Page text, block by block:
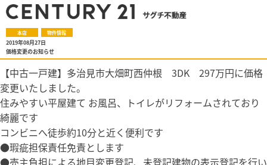
本店 物件情報
2019年08月27日
価格変更のお知らせ
【中古一戸建】多治見市大畑町西仲根 3DK 297万円に価格
変更いたしました。
住みやすい平屋建て お風呂、トイレがリフォームされており
綺麗です
コンビニへ徒歩約10分と近く便利です
●瑕疵担保責任免責とします
●売主負担による地目変更登記、未登記建物の表示登記を行い